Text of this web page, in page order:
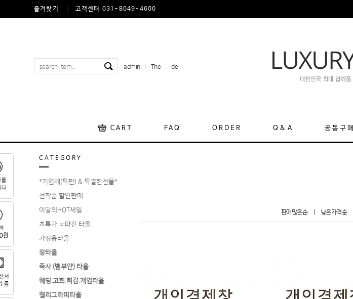
즐겨찾기 고객센터 031-8049-4600
admin The de
CART FAQ ORDER Q&A 공동구매
CATEGORY
*기업체(특판) & 특별한선물*
선착순 할인판매
이달의HOT세일
초특가 노마진 타올
가정용타올
장타올
죽사 (뱀부얀) 타올
웨딩.고희.회갑.개업타올
캘리그라피타올
판매많은순 낮은가격순